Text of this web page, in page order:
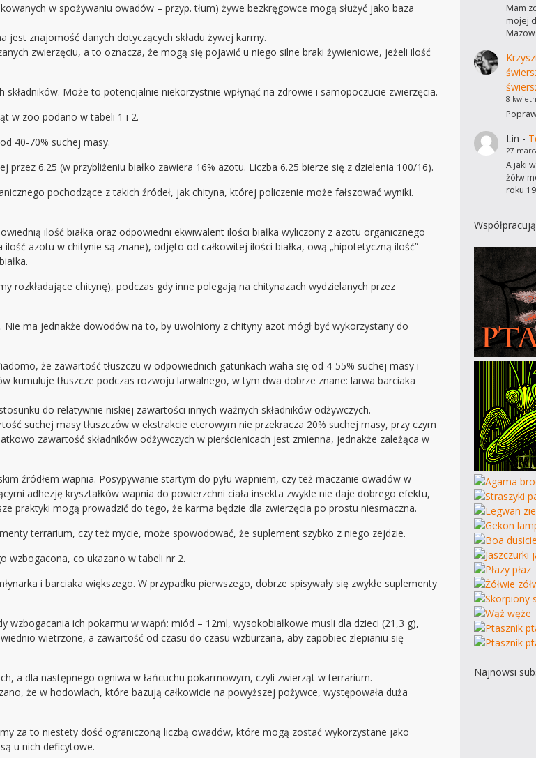
w spożywaniu owadów – przyp. tłum) żywe bezkręgowce mogą służyć jako baza
znajomość danych dotyczących składu żywej karmy.
zwierzęciu, a to oznacza, że mogą się pojawić u niego silne braki żywieniowe, jeżeli ilość
Może to potencjalnie niekorzystnie wpłynąć na zdrowie i samopoczucie zwierzęcia.
w zoo podano w tabeli 1 i 2.
40-70% suchej masy.
6.25 (w przybliżeniu białko zawiera 16% azotu. Liczba 6.25 bierze się z dzielenia 100/16).
pochodzące z takich źródeł, jak chityna, której policzenie może fałszować wyniki.
ilość białka oraz odpowiedni ekwiwalent ilości białka wyliczony z azotu organicznego
azotu w chitynie są znane), odjęto od całkowitej ilości białka, ową „hipotetyczną ilość”
chitynę), podczas gdy inne polegają na chitynazach wydzielanych przez
ma jednakże dowodów na to, by uwolniony z chityny azot mógł być wykorzystany do
że zawartość tłuszczu w odpowiednich gatunkach waha się od 4-55% suchej masy i
tłuszcze podczas rozwoju larwalnego, w tym dwa dobrze znane: larwa barciaka
do relatywnie niskiej zawartości innych ważnych składników odżywczych.
suchej masy tłuszczów w ekstrakcie eterowym nie przekracza 20% suchej masy, przy czym
zawartość składników odżywczych w pierścienicach jest zmienna, jednakże zależąca w
źródłem wapnia. Posypywanie startym do pyłu wapniem, czy też maczanie owadów w
adhezję kryształków wapnia do powierzchni ciała insekta zwykle nie daje dobrego efektu,
praktyki mogą prowadzić do tego, że karma będzie dla zwierzęcia po prostu niesmaczna.
terrarium, czy też mycie, może spowodować, że suplement szybko z niego zejdzie.
wzbogacona, co ukazano w tabeli nr 2.
i barciaka większego. W przypadku pierwszego, dobrze spisywały się zwykłe suplementy
ich pokarmu w wapń: miód – 12ml, wysokobiałkowe musli dla dzieci (21,3 g),
wietrzone, a zawartość od czasu do czasu wzburzana, aby zapobiec zlepianiu się
a dla następnego ogniwa w łańcuchu pokarmowym, czyli zwierząt w terrarium.
że w hodowlach, które bazują całkowicie na powyższej pożywce, występowała duża
za to niestety dość ograniczoną liczbą owadów, które mogą zostać wykorzystane jako
u nich deficytowe.
Mam
mojej
8
Lin -
27
A jaki
żółw
roku
Najnowsi